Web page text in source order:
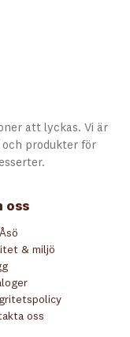
att lyckas. Vi är
och produkter för
oss
& miljö
oss